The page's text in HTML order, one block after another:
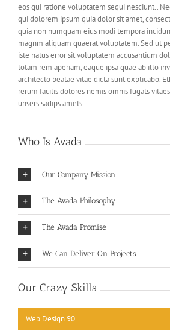
eos qui ratione voluptatem sequi nesciunt..
qui dolorem ipsum quia dolor sit amet,
quia non numquam eius modi tempora
magnm aliquam quaerat voluptatem. Sed ut
iste natus error sit voluptatem accusantium
totam rem aperiam, eaque ipsa quae ab illo
architecto beatae vitae dicta sunt explicabo.
rerum facilis dolores nemis omnis fugats
unsers sadips amets.
Who Is Avada
Our Company Mission
The Avada Philosophy
The Avada Promise
We Can Deliver On Projects
Our Crazy Skills
Web Design90